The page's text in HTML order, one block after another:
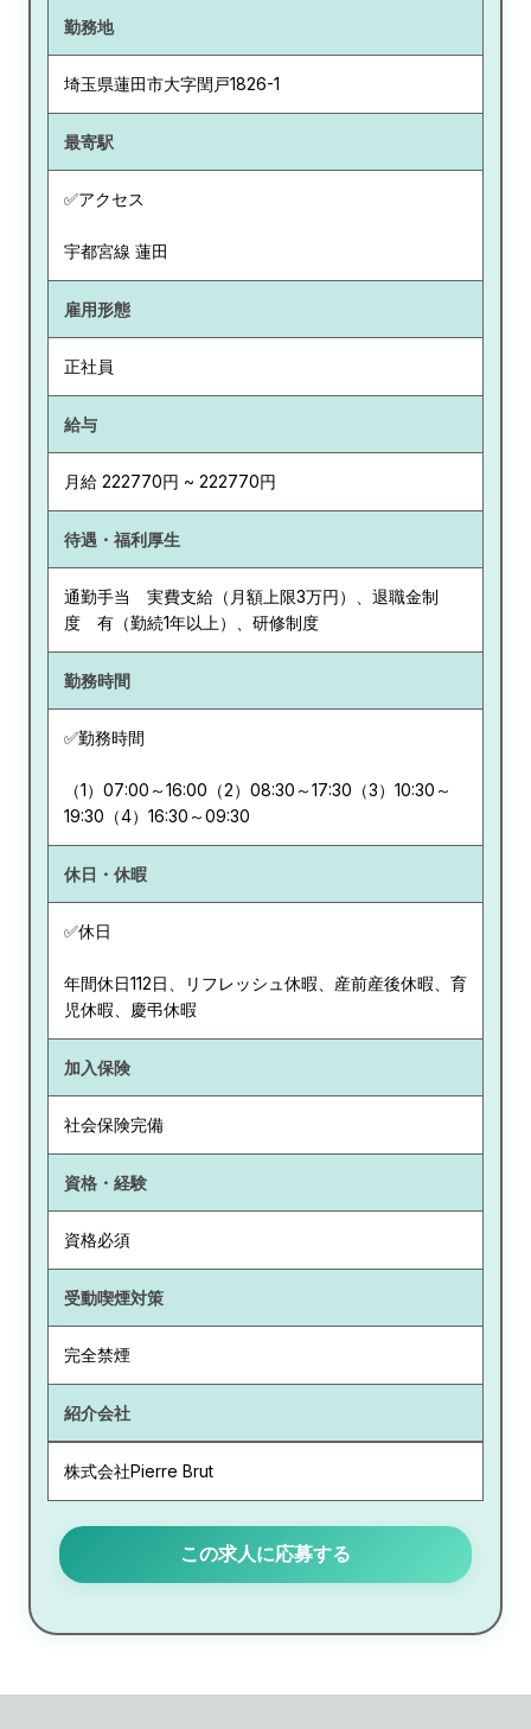
勤務地
埼玉県蓮田市大字閏戸1826-1
最寄駅
✅アクセス
宇都宮線 蓮田
雇用形態
正社員
給与
月給 222770円 ~ 222770円
待遇・福利厚生
通勤手当 実費支給（月額上限3万円）、退職金制
度 有（勤続1年以上）、研修制度
勤務時間
✅勤務時間
（1）07:00～16:00（2）08:30～17:30（3）10:30～
19:30（4）16:30～09:30
休日・休暇
✅休日
年間休日112日、リフレッシュ休暇、産前産後休暇、育
児休暇、慶弔休暇
加入保険
社会保険完備
資格・経験
資格必須
受動喫煙対策
完全禁煙
紹介会社
株式会社Pierre Brut
この求人に応募する